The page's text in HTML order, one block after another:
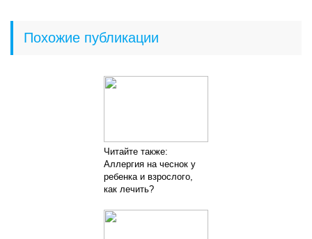
Похожие публикации
Читайте также:
Аллергия на чеснок у
ребенка и взрослого,
как лечить?